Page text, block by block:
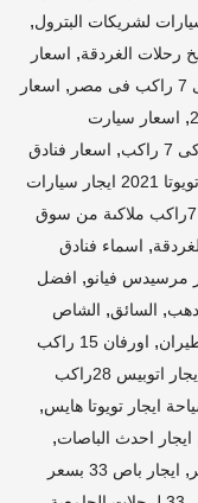
لشريكات البترول,
رحلات الغردقة, اسعار
, اسعار
, اسعار سيارت
, اسعار فنادق
اسعار ميكروباص تويوتا 2021 ايجار سيارات
اسعارسيارة ميكروباص 7راكب ملاكىة من سوق
, اسماء فنادق
مرسيدس فيانو, افضل
دهب, السائق, الشاص
,
اورفان 15 راكب
ايجار اتوبيس 28راكب
ايجار تويوتا هايس,
ايجار احدث الباصات,
,
ايجار باص 33 بسعر